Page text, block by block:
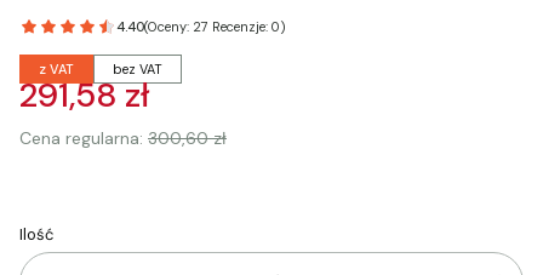
4.40(Oceny: 27 Recenzje: 0)
z VAT bez VAT
291,58 zł
Cena regularna: 300,60 zł
Ilość